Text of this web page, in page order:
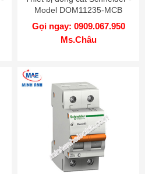
Model DOM11235-MCB
Gọi ngay: 0909.067.950
Ms.Châu